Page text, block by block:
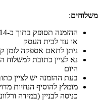
משלוחים:
או עד לבית העסק
ניתן לתאם אספקה לזמן
נא לציין כתובת למשלוח
היום
בעת ההזמנה יש לציין
מומלץ להוסיף הנחיות
כניסה לבניין (במידה